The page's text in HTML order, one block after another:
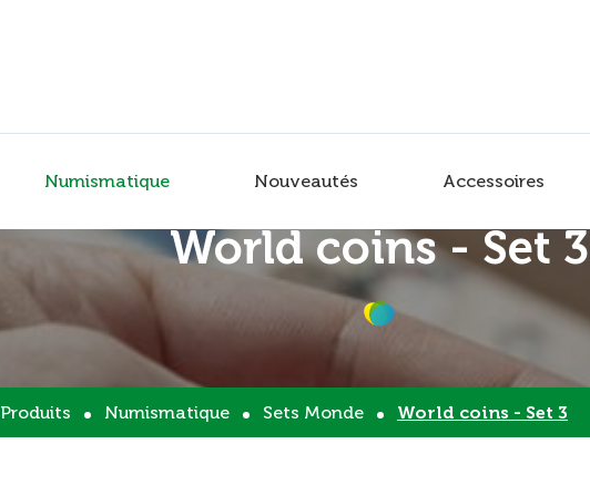
Numismatique Nouveautés Accessoires
World coins - Set 3
Produits Numismatique Sets Monde World coins - Set 3